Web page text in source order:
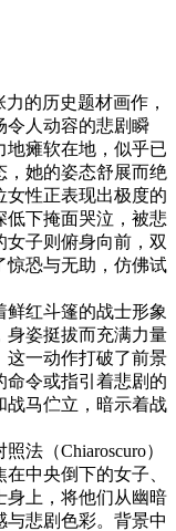
的历史题材画作，
令人动容的悲剧瞬
地瘫软在地，似乎已
，她的姿态舒展而绝
女性正表现出极度的
低下掩面哭泣，被悲
子则俯身向前，双
惊恐与无助，仿佛试
红斗篷的战士形象
身姿挺拔而充满力量
这一动作打破了前景
命令或指引着悲剧的
战马伫立，暗示着战
法（Chiaroscuro）
中央倒下的女子、
身上，将他们从幽暗
与悲剧色彩。背景中